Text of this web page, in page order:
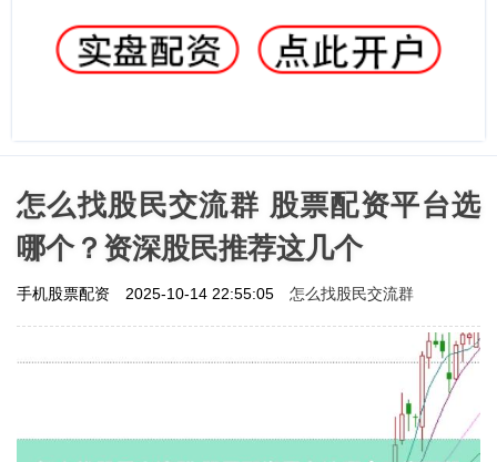
怎么找股民交流群 股票配资平台选
哪个？资深股民推荐这几个
手机股票配资 2025-10-14 22:55:05 怎么找股民交流群